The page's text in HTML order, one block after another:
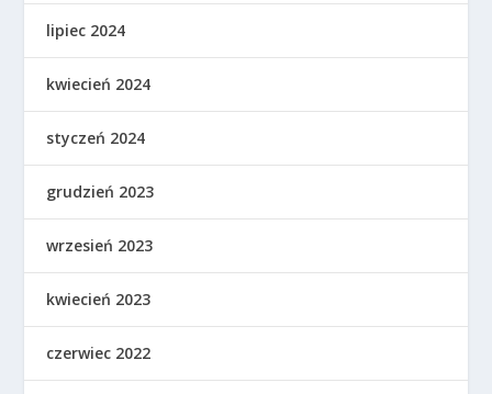
lipiec 2024
kwiecień 2024
styczeń 2024
grudzień 2023
wrzesień 2023
kwiecień 2023
czerwiec 2022